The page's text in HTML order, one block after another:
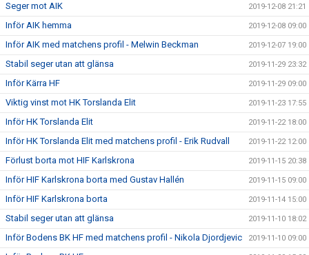
Seger mot AIK 2019-12-08 21:21
Inför AIK hemma 2019-12-08 09:00
Inför AIK med matchens profil - Melwin Beckman 2019-12-07 19:00
Stabil seger utan att glänsa 2019-11-29 23:32
Inför Kärra HF 2019-11-29 09:00
Viktig vinst mot HK Torslanda Elit 2019-11-23 17:55
Inför HK Torslanda Elit 2019-11-22 18:00
Inför HK Torslanda Elit med matchens profil - Erik Rudvall 2019-11-22 12:00
Förlust borta mot HIF Karlskrona 2019-11-15 20:38
Inför HIF Karlskrona borta med Gustav Hallén 2019-11-15 09:00
Inför HIF Karlskrona borta 2019-11-14 15:00
Stabil seger utan att glänsa 2019-11-10 18:02
Inför Bodens BK HF med matchens profil - Nikola Djordjevic 2019-11-10 09:00